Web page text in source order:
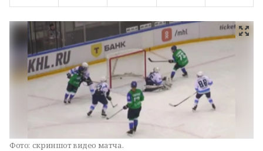
Фото: скриншот видео матча.